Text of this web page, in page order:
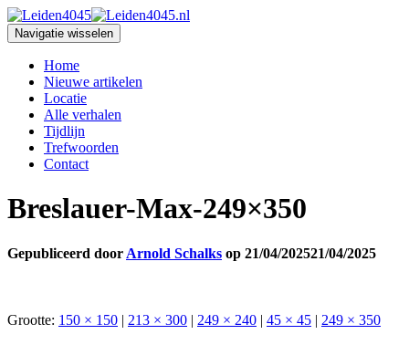
Navigatie wisselen
Home
Nieuwe artikelen
Locatie
Alle verhalen
Tijdlijn
Trefwoorden
Contact
Breslauer-Max-249×350
Gepubliceerd door Arnold Schalks op 21/04/202521/04/2025
Grootte: 150 × 150 | 213 × 300 | 249 × 240 | 45 × 45 | 249 × 350